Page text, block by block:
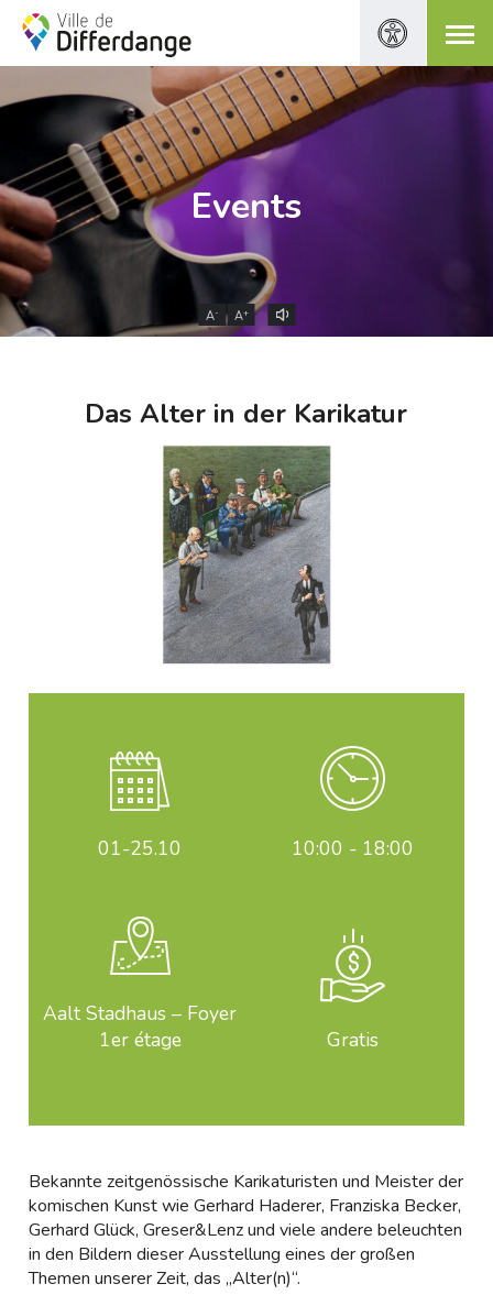
Events
A- A+
Das Alter in der Karikatur
01-25.10 10:00 - 18:00
Aalt Stadhaus – Foyer
1er étage
Gratis
Bekannte zeitgenössische Karikaturisten und Meister der
komischen Kunst wie Gerhard Haderer, Franziska Becker,
Gerhard Glück, Greser&Lenz und viele andere beleuchten
in den Bildern dieser Ausstellung eines der großen
Themen unserer Zeit, das „Alter(n)“.